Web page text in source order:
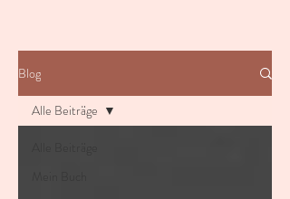
Blog
Alle Beiträge